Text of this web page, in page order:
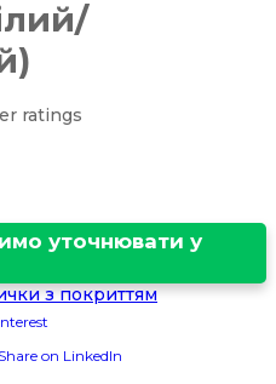
ratings
уточнювати у
з покриттям